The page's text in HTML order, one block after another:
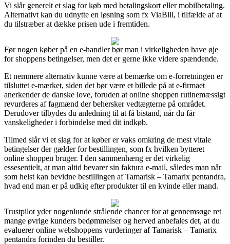
Vi slår generelt et slag for køb med betalingskort eller mobilbetaling.
Alternativt kan du udnytte en løsning som fx ViaBill, i tilfælde af at
du tilstræber at dække prisen ude i fremtiden.
Før nogen køber på en e-handler bør man i virkeligheden have øje
for shoppens betingelser, men det er gerne ikke videre spændende.
Et nemmere alternativ kunne være at bemærke om e-forretningen er
tilsluttet e-mærket, siden det bør være et billede på at e-firmaet
anerkender de danske love, foruden at online shoppen rutinemæssigt
revurderes af fagmænd der behersker vedtægterne på området.
Derudover tilbydes du anledning til at få bistand, når du får
vanskeligheder i forbindelse med dit indkøb.
Tilmed slår vi et slag for at køber er vaks omkring de mest vitale
betingelser der gælder for bestillingen, som fx hvilken bytteret
online shoppen bruger. I den sammenhæng er det virkelig
essesentielt, at man altid bevarer sin faktura e-mail, således man når
som helst kan bevidne bestillingen af Tamarisk – Tamarix pentandra,
hvad end man er på udkig efter produkter til en kvinde eller mand.
Trustpilot yder nogenlunde strålende chancer for at gennemsøge ret
mange øvrige kunders bedømmelser og herved anbefales det, at du
evaluerer online webshoppens vurderinger af Tamarisk – Tamarix
pentandra forinden du bestiller.